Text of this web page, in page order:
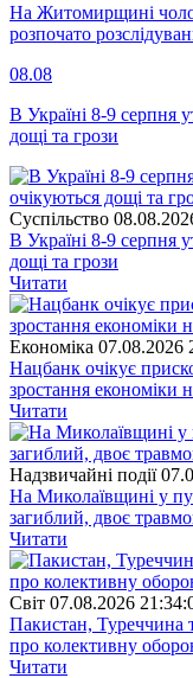
На Житомирщині
розпочато
08.08
В Україні 8-9 серпня
дощі та грози
Суспiльство
В Україні 8-9 серпня
дощі та грози
Читати
Економіка 07.08.2026
Нацбанк очікує
зростання економіки
Читати
Надзвичайні події
На Миколаївщині у
загиблий, двоє
Читати
Свiт 07.08.2026
Пакистан, Туреччина
про колективну
Читати